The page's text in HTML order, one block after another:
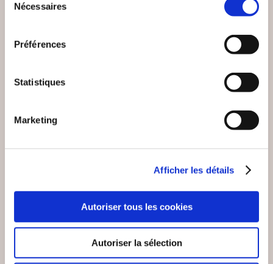
Nécessaires
Préférences
Statistiques
Marketing
Afficher les détails
Autoriser tous les cookies
Autoriser la sélection
LE PETIT CHAPERON
RRR!...
(0 avis)
Julien Henneveux
BARBECHU ET L'ÎLE
DU DRAGON